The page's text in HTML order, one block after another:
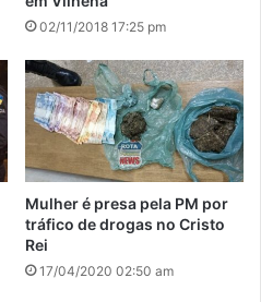
02/11/2018 17:25 pm
Mulher é presa pela PM por
tráfico de drogas no Cristo
Rei
17/04/2020 02:50 am